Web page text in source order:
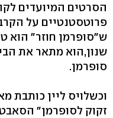
הסרטים המיועדים
פרוטסטנטיים על
ש"סופרמן חוזר" הוא
שנון,הוא מתאר את
סופרמן.
וכשלויס ליין כותבת
זקוק לסופרמן"